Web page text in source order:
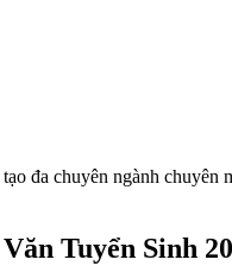
đa chuyên ngành chuyên
Tuyển Sinh